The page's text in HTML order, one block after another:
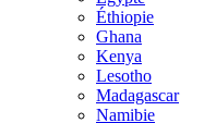
Éthiopie
Ghana
Kenya
Lesotho
Madagascar
Namibie